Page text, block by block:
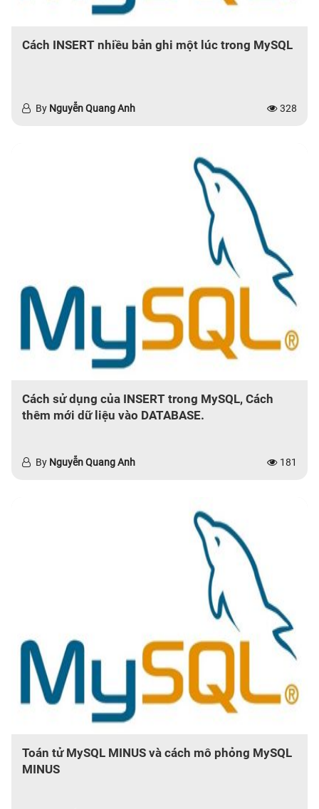
Cách INSERT nhiều bản ghi một lúc trong MySQL
By Nguyễn Quang Anh 328
Cách sử dụng của INSERT trong MySQL, Cách
thêm mới dữ liệu vào DATABASE.
By Nguyễn Quang Anh 181
Toán tử MySQL MINUS và cách mô phỏng MySQL
MINUS